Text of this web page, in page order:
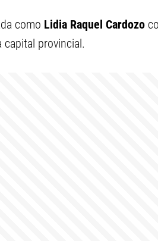
como Lidia Raquel Cardozo
capital provincial.